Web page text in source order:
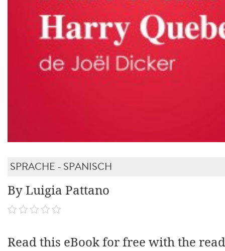
SPRACHE - SPANISCH
By Luigia Pattano
Read this eBook for free with the